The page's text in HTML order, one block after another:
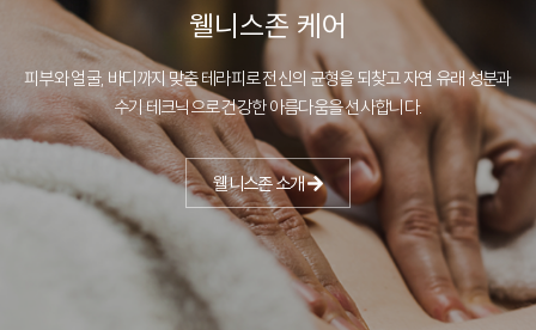
웰니스존 케어
피부와 얼굴, 바디까지 맞춤 테라피로 전신의 균형을 되찾고자연 유래 성분과
수기 테크닉으로 건강한 아름다움을 선사합니다.
웰니스존 소개